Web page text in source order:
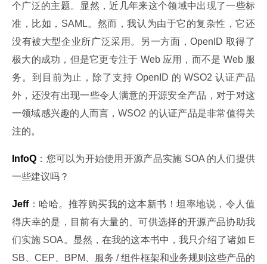
个广泛的主题。显然，近几年来这个领域中出现了一些标
准，比如，SAML。然而，我认为由于它的复杂性，它还
没有被大型企业所广泛采用。另一方面，OpenID 取得了
极大的成功，但是它更专注于 Web 应用，而不是 Web 服
务。到目前为止，除了支持 OpenID 的 WSO2 认证产品
外，还没有出现一些令人满意的开源安全产品，对于对这
一领域感兴趣的人而言，WSO2 的认证产品是非常值得关
注的。
InfoQ ：您可以为开始使用开源产品实施 SOA 的人们提供
一些建议吗？
Jeff：哈哈。推荐购买我的这本新书！坦率地说，令人值
得庆幸的是，目前有大量的、可供选择的开源产品协助我
们实施 SOA。显然，在我的这本书中，我只介绍了诸如 E
SB、CEP、BPM、服务 / 组件框架和业务规则这些产品的